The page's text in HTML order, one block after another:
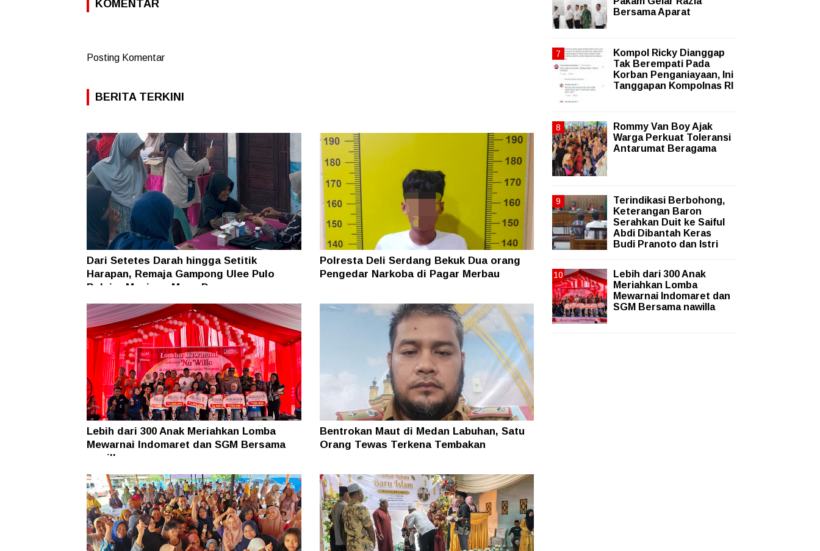
KOMENTAR
Posting Komentar
BERITA TERKINI
Dari Setetes Darah hingga Setitik
Harapan, Remaja Gampong Ulee Pulo
Belajar Menjaga Masa Depan
Polresta Deli Serdang Bekuk Dua orang
Pengedar Narkoba di Pagar Merbau
Lebih dari 300 Anak Meriahkan Lomba
Mewarnai Indomaret dan SGM Bersama
nawilla
Bentrokan Maut di Medan Labuhan, Satu
Orang Tewas Terkena Tembakan
Bersama Aparat
Kompol Ricky Dianggap
Tak Berempati Pada
Korban Penganiayaan, Ini
Tanggapan Kompolnas RI
Rommy Van Boy Ajak
Warga Perkuat Toleransi
Antarumat Beragama
Terindikasi Berbohong,
Keterangan Baron
Serahkan Duit ke Saiful
Abdi Dibantah Keras
Budi Pranoto dan Istri
Lebih dari 300 Anak
Meriahkan Lomba
Mewarnai Indomaret dan
SGM Bersama nawilla